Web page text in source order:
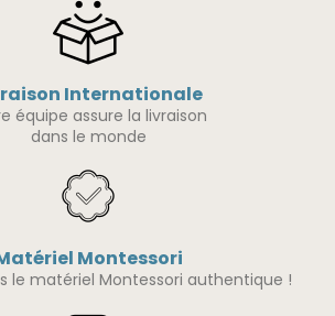
Internationale
équipe assure la livraison
dans le monde
Montessori
le matériel Montessori authentique !